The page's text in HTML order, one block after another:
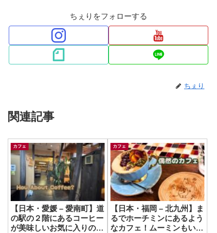
ちぇりをフォローする
ちぇり
関連記事
カフェ
【日本・愛媛 – 愛南町】道
の駅の２階にあるコーヒー
が美味しいお気に入りのお
カフェ
【日本・福岡 – 北九州】ま
るでホーチミンにあるよう
なカフェ！ムーミンもいた